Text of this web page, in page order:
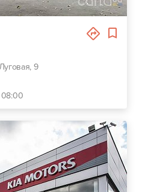
9
08:00